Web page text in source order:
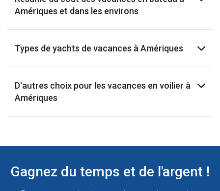
Amériques et dans les environs
Types de yachts de vacances à Amériques
D'autres choix pour les vacances en voilier à
Amériques
Gagnez du temps et de l'argent !